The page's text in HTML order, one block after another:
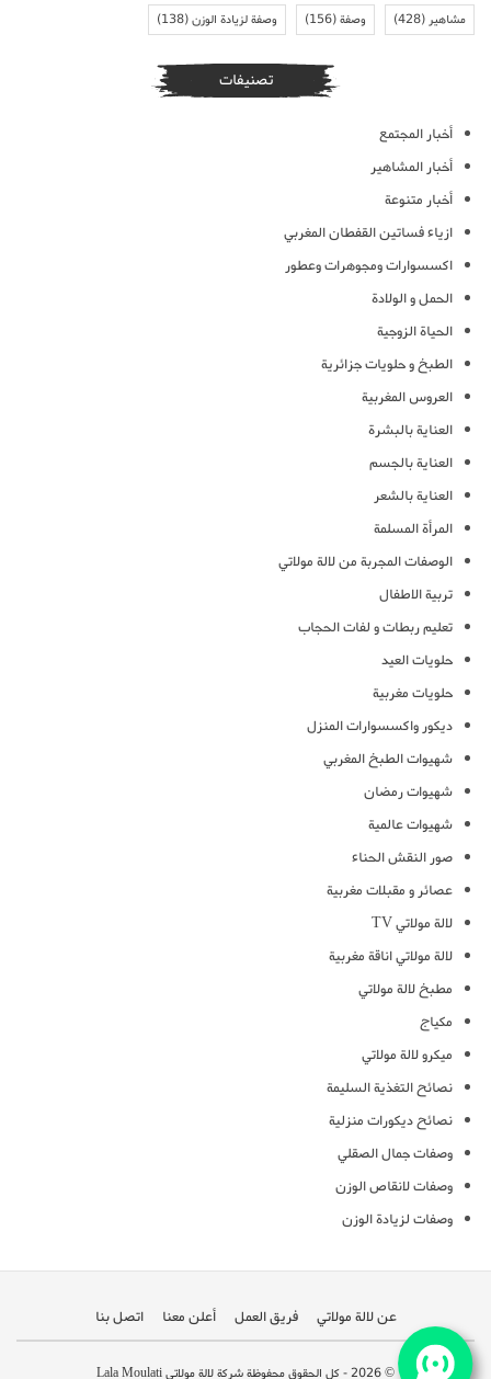
مشاهير(428) وصفة(156) وصفة لزيادة الوزن(138)
تصنيفات
أخبار المجتمع
أخبار المشاهير
أخبار متنوعة
ازياء فساتين القفطان المغربي
اكسسوارات ومجوهرات وعطور
الحمل و الولادة
الحياة الزوجية
الطبخ و حلويات جزائرية
العروس المغربية
العناية بالبشرة
العناية بالجسم
العناية بالشعر
المرأة المسلمة
الوصفات المجربة من لالة مولاتي
تربية الاطفال
تعليم ربطات و لفات الحجاب
حلويات العيد
حلويات مغربية
ديكور واكسسوارات المنزل
شهيوات الطبخ المغربي
شهيوات رمضان
شهيوات عالمية
صور النقش الحناء
عصائر و مقبلات مغربية
لالة مولاتي TV
لالة مولاتي اناقة مغربية
مطبخ لالة مولاتي
مكياج
ميكرو لالة مولاتي
نصائح التغذية السليمة
نصائح ديكورات منزلية
وصفات جمال الصقلي
وصفات لانقاص الوزن
وصفات لزيادة الوزن
عن لالة مولاتي فريق العمل أعلن معنا اتصل بنا
© 2026 - كل الحقوق محفوظة شركة لالة مولاتي Lala Moulati